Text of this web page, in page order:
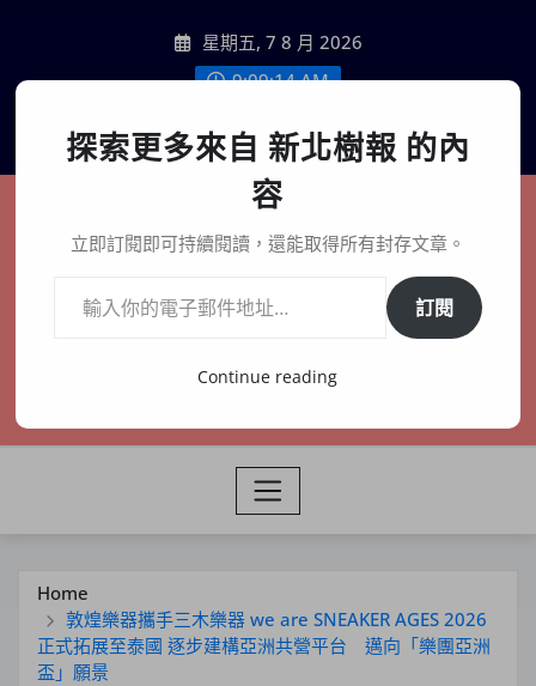
content
星期五, 7 8 月 2026
9:09:16 AM
聯絡我們
新北樹報
在地、記憶、連結、創生
Home
敦煌樂器攜手三木樂器 we are SNEAKER AGES 2026
正式拓展至泰國 逐步建構亞洲共營平台 邁向「樂團亞洲
盃」願景
探索更多來自 新北樹報 的內
容
立即訂閱即可持續閱讀，還能取得所有封存文章。
訂閱
Continue reading